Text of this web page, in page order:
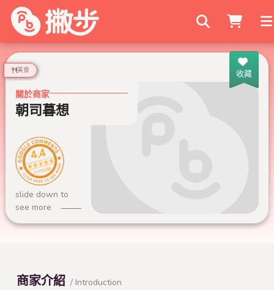
搜尋商家
收藏
美食
關於商家
朝司暮想
4.4
228 則評論
slide down to
see more
商家介紹 / Introduction